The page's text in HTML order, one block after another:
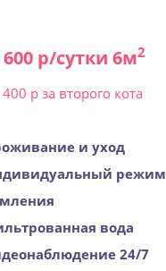
600 р/сутки 6м2
р за второго кота
и уход
режим
вода
24/7